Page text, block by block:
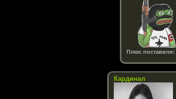
Плюс поставили:
Кардинал